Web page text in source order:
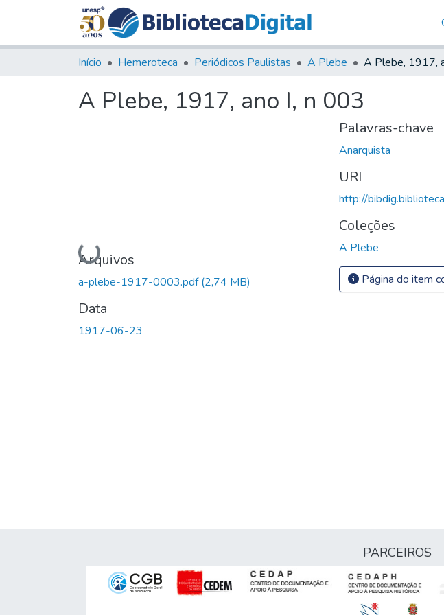
Início Hemeroteca Periódicos Paulistas A Plebe A Plebe, 1917,
A Plebe, 1917, ano I, n 003
Carregando...
Arquivos
a-plebe-1917-0003.pdf(2,74 MB)
Data
1917-06-23
Palavras-chave
Anarquista
URI
http://
Coleções
A Plebe
Página do item
PARCEIROS